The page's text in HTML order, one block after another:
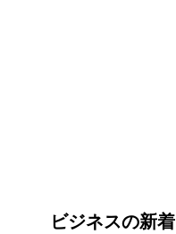
ビジネスの新着